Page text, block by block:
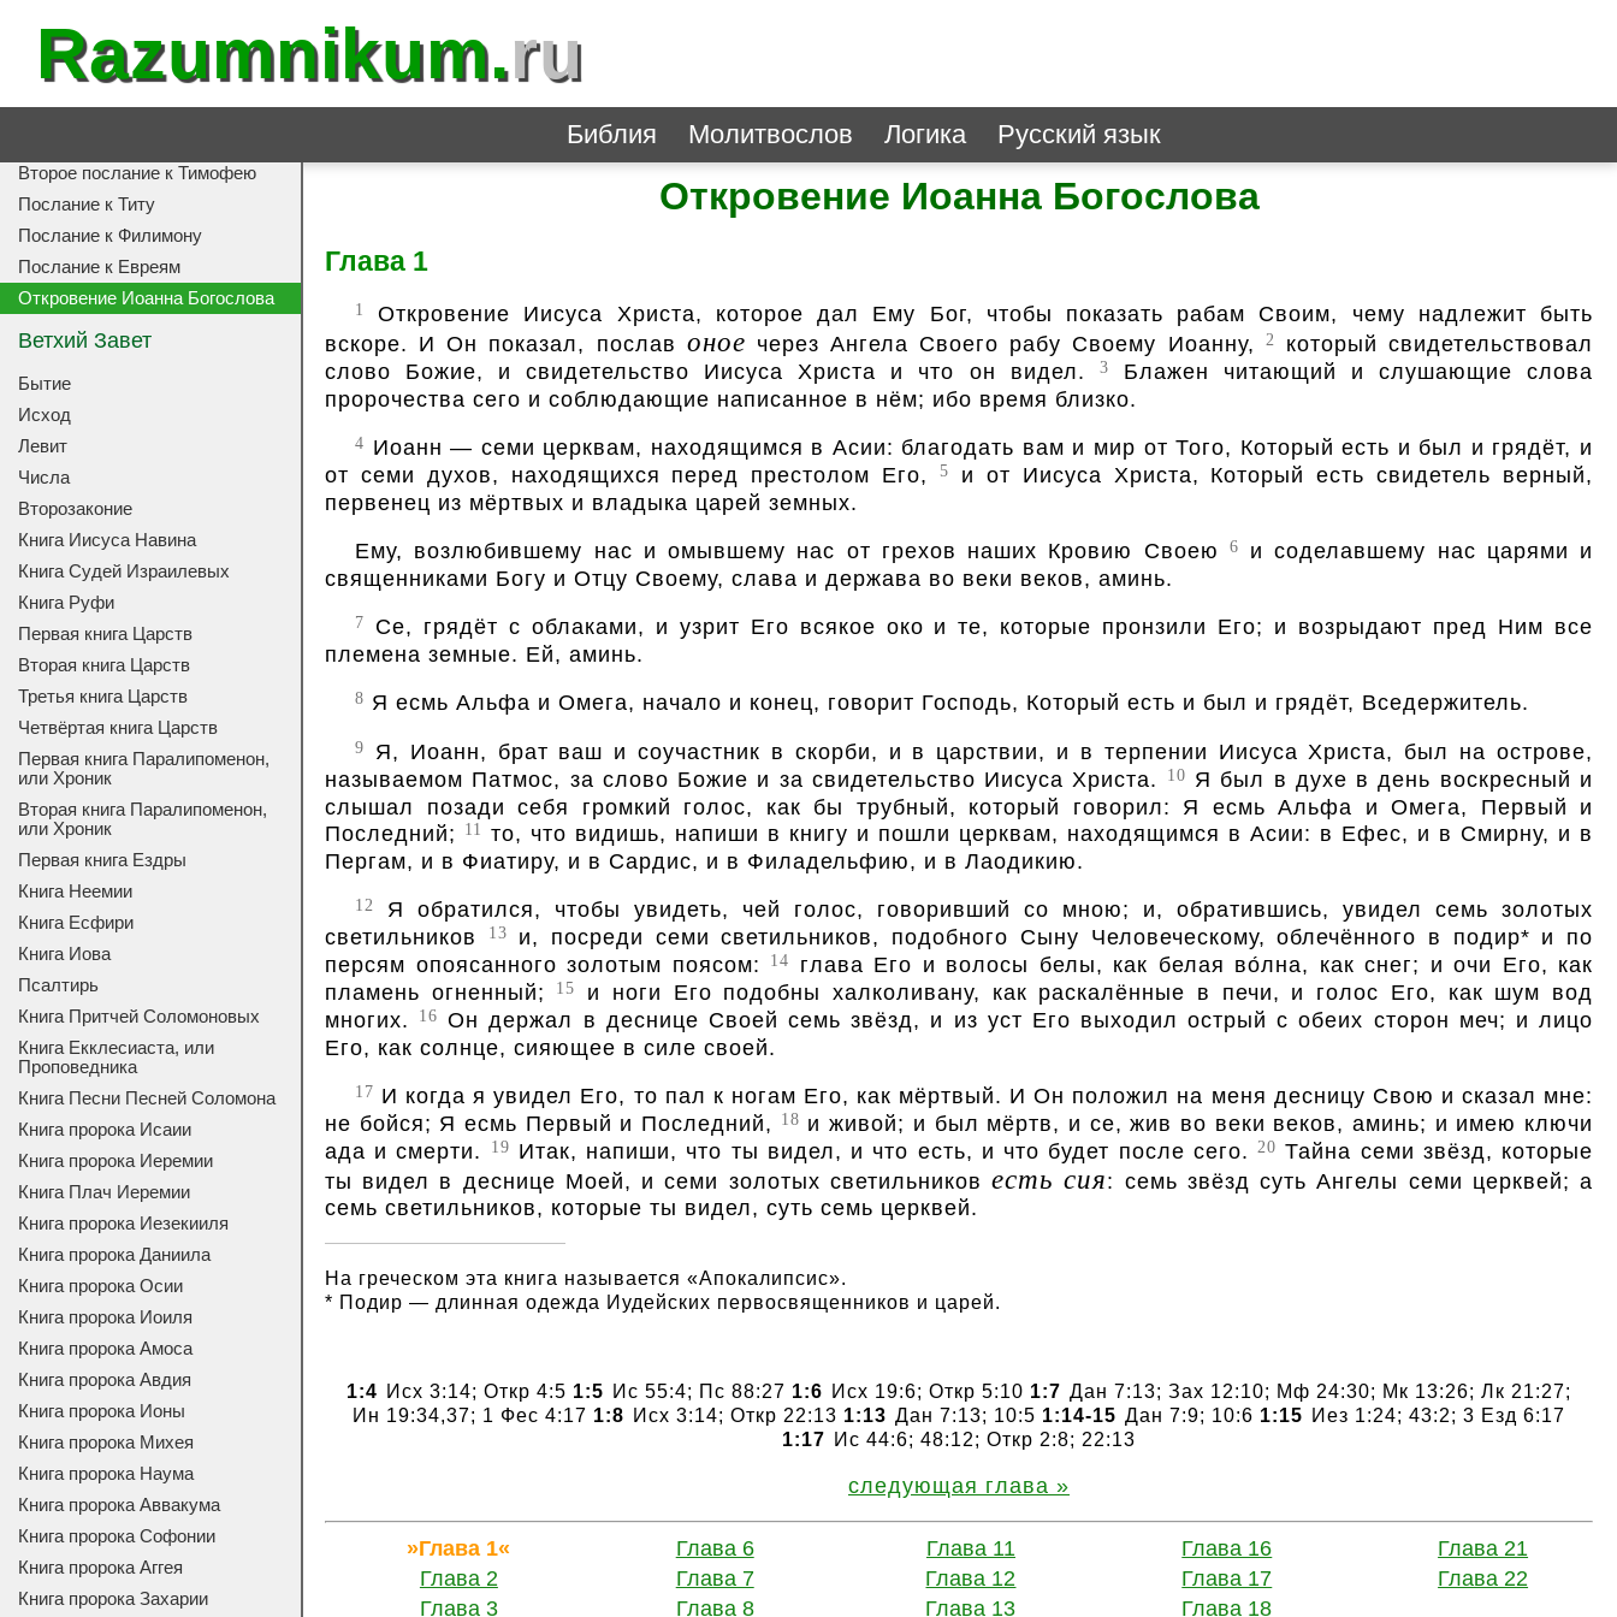
Razumnikum.ru
Библия Молитвослов Логика Русский язык
Первое послание к
Фессалоникийцам
Фессалоникийцам
Второе послание к Тимофею
Послание к Титу
Послание к Филимону
Послание к Евреям
Откровение Иоанна Богослова
Ветхий Завет
Бытие
Исход
Левит
Числа
Второзаконие
Книга Иисуса Навина
Книга Судей Израилевых
Книга Руфи
Первая книга Царств
Вторая книга Царств
Третья книга Царств
Четвёртая книга Царств
Первая книга Паралипоменон,
или Хроник
Вторая книга Паралипоменон,
или Хроник
Первая книга Ездры
Книга Неемии
Книга Есфири
Книга Иова
Псалтирь
Книга Притчей Соломоновых
Книга Екклесиаста, или
Проповедника
Книга Песни Песней Соломона
Книга пророка Исаии
Книга пророка Иеремии
Книга Плач Иеремии
Книга пророка Иезекииля
Книга пророка Даниила
Книга пророка Осии
Книга пророка Иоиля
Книга пророка Амоса
Книга пророка Авдия
Книга пророка Ионы
Книга пророка Михея
Книга пророка Наума
Книга пророка Аввакума
Книга пророка Софонии
Книга пророка Аггея
Книга пророка Захарии
Откровение Иоанна Богослова
Глава 1
1
Откровение Иисуса Христа, которое дал Ему Бог, чтобы показать рабам Своим, чему надлежит быть
вскоре. И Он показал, послав оное через Ангела Своего рабу Своему Иоанну, 2
который свидетельствовал
слово Божие, и свидетельство Иисуса Христа и что он видел.
3
Блажен читающий и слушающие слова
пророчества сего и соблюдающие написанное в нём; ибо время близко.
4 Иоанн — семи церквам, находящимся в Асии: благодать вам и мир от Того, Который есть и был и грядёт, и
от семи духов, находящихся перед престолом Его,5
и от Иисуса Христа, Который есть свидетель верный,
первенец из мёртвых и владыка царей земных.
Ему, возлюбившему нас и омывшему нас от грехов наших Кровию Своею
6
и соделавшему нас царями и
священниками Богу и Отцу Своему, слава и держава во веки веков, аминь.
7
Се, грядёт с облаками, и узрит Его всякое око и те, которые пронзили Его; и возрыдают пред Ним все
племена земные. Ей, аминь.
8 Я есмь Альфа и Омега, начало и конец, говорит Господь, Который есть и был и грядёт, Вседержитель.
9
Я, Иоанн, брат ваш и соучастник в скорби, и в царствии, и в терпении Иисуса Христа, был на острове,
называемом Патмос, за слово Божие и за свидетельство Иисуса Христа.
10 Я был в духе в день воскресный и
слышал позади себя громкий голос, как бы трубный, который говорил: Я есмь Альфа и Омега, Первый и
Последний;
11
то, что видишь, напиши в книгу и пошли церквам, находящимся в Асии: в Ефес, и в Смирну, и в
Пергам, и в Фиатиру, и в Сардис, и в Филадельфию, и в Лаодикию.
12
Я обратился, чтобы увидеть, чей голос, говоривший со мною; и, обратившись, увидел семь золотых
светильников
13
и, посреди семи светильников, подобного Сыну Человеческому, облечённого в подир* и по
персям опоясанного золотым поясом:
14
глава Его и волосы белы, как белая во́лна, как снег; и очи Его, как
пламень огненный;
15
и ноги Его подобны халколивану, как раскалённые в печи, и голос Его, как шум вод
многих.
16 Он держал в деснице Своей семь звёзд, и из уст Его выходил острый с обеих сторон меч; и лицо
Его, как солнце, сияющее в силе своей.
17 И когда я увидел Его, то пал к ногам Его, как мёртвый. И Он положил на меня десницу Свою и сказал мне:
не бойся; Я есмь Первый и Последний,
18 и живой; и был мёртв, и се, жив во веки веков, аминь; и имею ключи
ада и смерти.
19 Итак, напиши, что ты видел, и что есть, и что будет после сего.20 Тайна семи звёзд, которые
ты видел в деснице Моей, и семи золотых светильниковесть сия: семь звёзд суть Ангелы семи церквей; а
семь светильников, которые ты видел, суть семь церквей.
На греческом эта книга называется «Апокалипсис».
* Подир — длинная одежда Иудейских первосвященников и царей.
1:4 Исх 3:14; Откр 4:5 1:5 Ис 55:4; Пс 88:27 1:6 Исх 19:6; Откр 5:10 1:7 Дан 7:13; Зах 12:10; Мф 24:30; Мк 13:26; Лк 21:27;
Ин 19:34,37; 1 Фес 4:17 1:8 Исх 3:14; Откр 22:13 1:13 Дан 7:13; 10:5 1:14-15 Дан 7:9; 10:6 1:15 Иез 1:24; 43:2; 3 Езд 6:17
1:17 Ис 44:6; 48:12; Откр 2:8; 22:13
следующая глава
Глава 1
Глава 2
Глава 3
Глава 6
Глава 7
Глава 8
Глава 11
Глава 12
Глава 13
Глава 16
Глава 17
Глава 18
Глава 21
Глава 22